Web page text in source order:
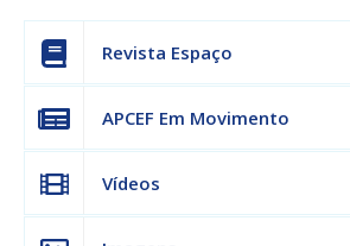
Revista Espaço
APCEF Em Movimento
Vídeos